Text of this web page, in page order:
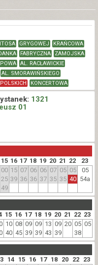
GRYGOWEJ
KRAŃCOWA
FABRYCZNA
ZAMOJSKA
AL. RACŁAWICKIE
AL. SMORAWIŃSKIEGO
KONCERTOWA
1321
01
15 16 17 18 19 20 21 22 23
00
25
49
15
39
07
36
06
36
06
37
07
35
05
35
05
40
05
54a
15 16 17 18 19 20 21 22 23
10
40
08
45
09
39
09
39
13
43
09
39
20 05
38
05
14 15 16 17 18 20 22 23